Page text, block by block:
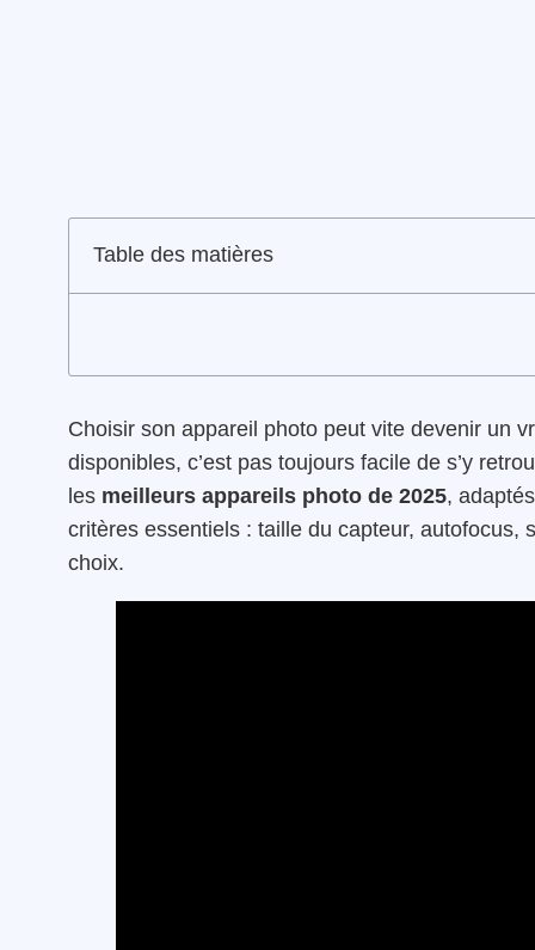
Table des matières
Choisir son appareil photo peut vite devenir un
disponibles, c’est pas toujours facile de s’y
les meilleurs appareils photo de 2025,
critères essentiels : taille du capteur,
choix.